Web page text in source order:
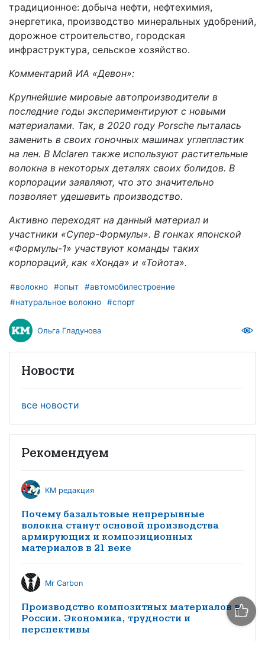
традиционное: добыча нефти, нефтехимия,
энергетика, производство минеральных удобрений,
дорожное строительство, городская
инфраструктура, сельское хозяйство.
Комментарий ИА «Девон»:
Крупнейшие мировые автопроизводители в
последние годы экспериментируют с новыми
материалами. Так, в 2020 году Porsche пыталась
заменить в своих гоночных машинах углепластик
на лен. В Mclaren также используют растительные
волокна в некоторых деталях своих болидов. В
корпорации заявляют, что это значительно
позволяет удешевить производство.
Активно переходят на данный материал и
участники «Супер-Формулы». В гонках японской
«Формулы-1» участвуют команды таких
корпораций, как «Хонда» и «Тойота».
#волокно #опыт
#автомобилестроение
#натуральное волокно
#спорт
Ольга Гладунова
Новости
все новости
Рекомендуем
КМ редакция
Почему базальтовые непрерывные
волокна станут основой производства
армирующих и композиционных
материалов в 21 веке
Mr Carbon
Производство композитных материалов в
России. Экономика, трудности и
перспективы